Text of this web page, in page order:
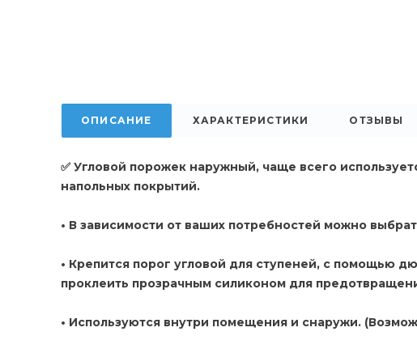
ОПИСАНИЕ ХАРАКТЕРИСТИКИ ОТЗЫВЫ
✅ Угловой порожек наружный, чаще всего
напольных покрытий.
• В зависимости от ваших потребностей можно
• Крепится порог угловой для ступеней, с помощью
проклеить прозрачным силиконом для
• Используются внутри помещения и снаружи.